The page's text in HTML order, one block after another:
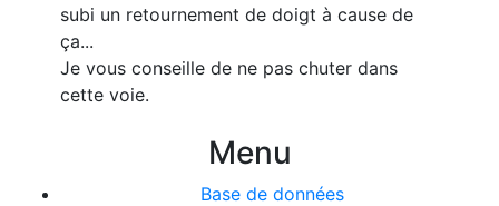
subi un retournement de doigt à cause de
ça...
Je vous conseille de ne pas chuter dans
cette voie.
Menu
Base de données